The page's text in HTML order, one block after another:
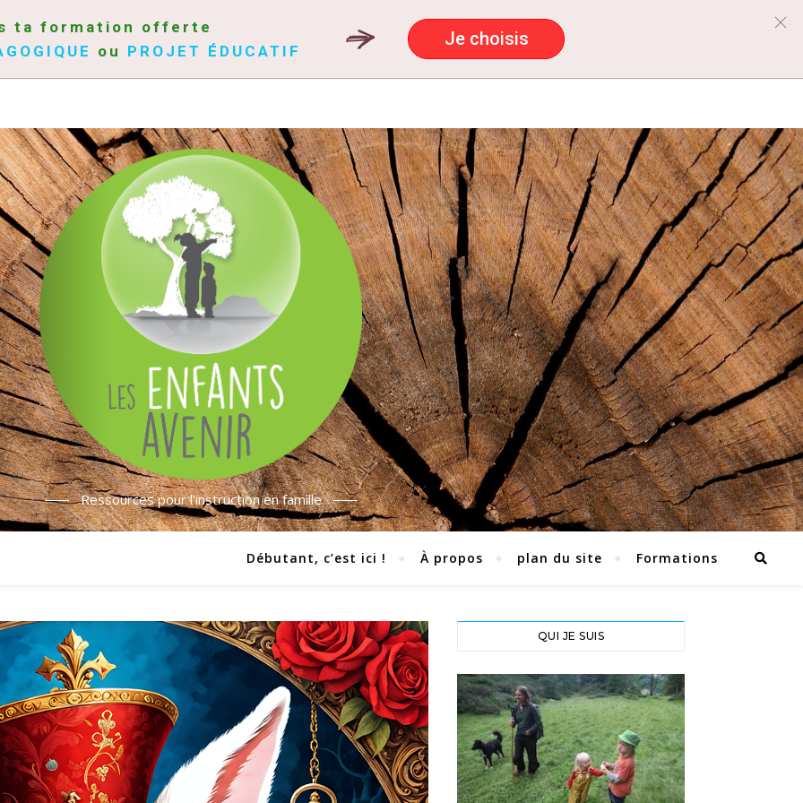
Ressources pour l'instruction en famille
Débutant, c’est ici ! À propos plan du site Formations
QUI JE SUIS
ta formation offerte
ou PROJET ÉDUCATIF
Je choisis